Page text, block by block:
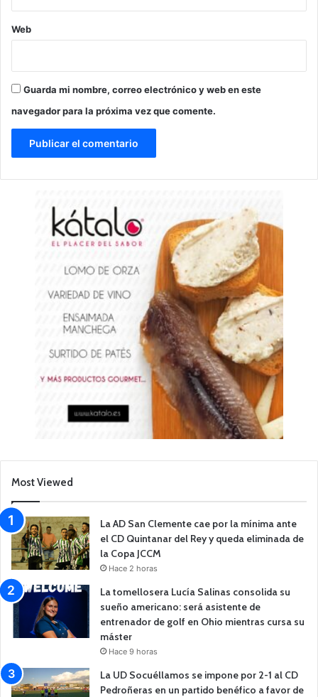
Web
Guarda mi nombre, correo electrónico y web en este
navegador para la próxima vez que comente.
Most Viewed
La AD San Clemente cae por la mínima ante
el CD Quintanar del Rey y queda eliminada de
la Copa JCCM
Hace 2 horas
La tomellosera Lucía Salinas consolida su
sueño americano: será asistente de
entrenador de golf en Ohio mientras cursa su
máster
Hace 9 horas
La UD Socuéllamos se impone por 2-1 al CD
Pedroñeras en un partido benéfico a favor de